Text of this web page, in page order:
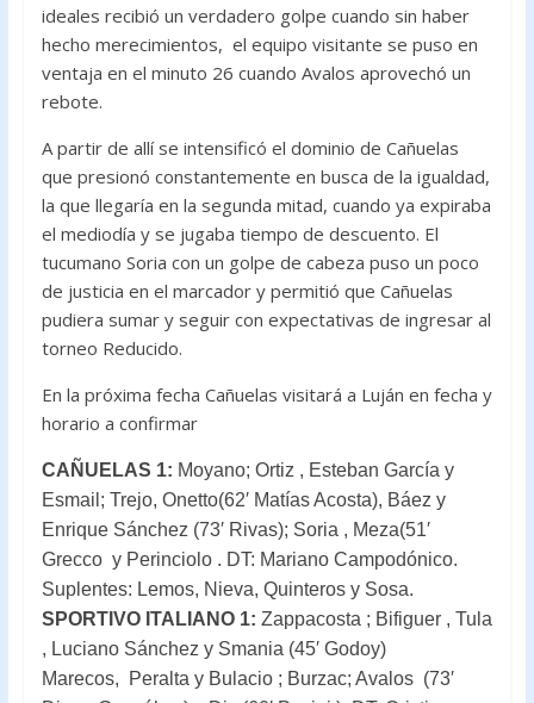
ideales recibió un verdadero golpe cuando sin haber
hecho merecimientos, el equipo visitante se puso en
ventaja en el minuto 26 cuando Avalos aprovechó un
rebote.
A partir de allí se intensificó el dominio de Cañuelas
que presionó constantemente en busca de la igualdad,
la que llegaría en la segunda mitad, cuando ya expiraba
el mediodía y se jugaba tiempo de descuento. El
tucumano Soria con un golpe de cabeza puso un poco
de justicia en el marcador y permitió que Cañuelas
pudiera sumar y seguir con expectativas de ingresar al
torneo Reducido.
En la próxima fecha Cañuelas visitará a Luján en fecha y
horario a confirmar
CAÑUELAS 1: Moyano; Ortiz , Esteban García y
Esmail; Trejo, Onetto(62′ Matías Acosta), Báez y
Enrique Sánchez (73′ Rivas); Soria , Meza(51′
Grecco y Perinciolo . DT: Mariano Campodónico.
Suplentes: Lemos, Nieva, Quinteros y Sosa.
SPORTIVO ITALIANO 1: Zappacosta ; Bifiguer , Tula
, Luciano Sánchez y Smania (45′ Godoy)
Marecos, Peralta y Bulacio ; Burzac; Avalos (73′